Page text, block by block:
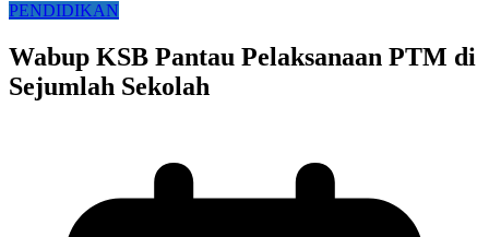
PENDIDIKAN
Wabup KSB Pantau Pelaksanaan PTM di
Sejumlah Sekolah